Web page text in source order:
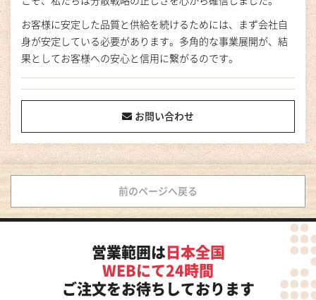
お客様に安定した品質と供給を続けるためには、まず会社自
身が安定している必要があります。多角的な事業展開が、結
果としてお客様への安心と信用に繋がるのです。
お問い合わせ
前のページへ戻る
営業範囲は日本全国
WEBにて24時間
ご注文をお待ちしております